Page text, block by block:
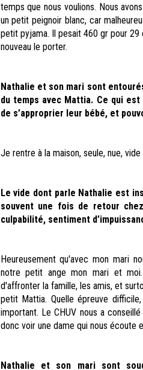
temps que nous voulions. Nous
un petit peignoir blanc, car
petit pyjama. Il pesait 460 gr pour 29
nouveau le porter.
Nathalie et son mari sont
du temps avec Mattia. Ce qui
de s’approprier leur bébé, et
Je rentre à la maison, seule, nue,
Le vide dont parle Nathalie est
souvent une fois de retour
culpabilité, sentiment
Heureusement qu'avec mon mari
notre petit ange mon mari et
d'affronter la famille, les amis, et
petit Mattia. Quelle épreuve
important. Le CHUV nous a
donc voir une dame qui nous écoute
Nathalie et son mari sont